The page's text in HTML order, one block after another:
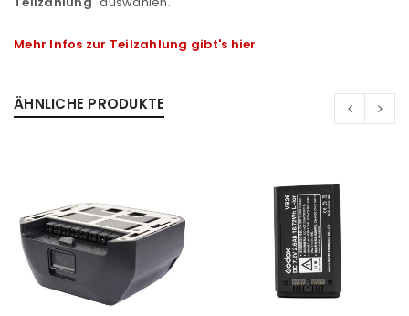
Mehr Infos zur Teilzahlung gibt's hier
ÄHNLICHE PRODUKTE